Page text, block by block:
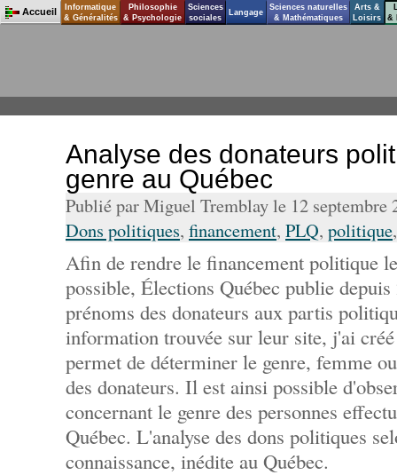
Analyse des donateurs
genre au Québec
Publié par Miguel Tremblay le 12 septembre
Dons politiques, financement, PLQ, politique
Afin de rendre le financement politique
possible, Élections Québec publie
prénoms des donateurs aux partis
information trouvée sur leur site, j'ai
permet de déterminer le genre, femme
des donateurs. Il est ainsi possible
concernant le genre des personnes
Québec. L'analyse des dons politiques
connaissance, inédite au Québec.
Accueil
Informatique
& Généralités
Philosophie
& Psychologie
Sciences
sociales
Langage
Sciences naturelles
& Mathématiques
Arts &
Loisirs
&